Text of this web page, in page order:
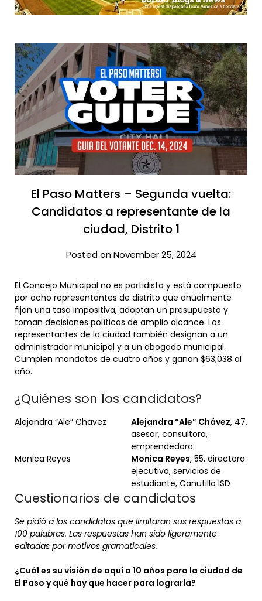
El Paso Matters – Segunda vuelta:
Candidatos a representante de la
ciudad, Distrito 1
Posted on November 25, 2024
El Concejo Municipal no es partidista y está compuesto
por ocho representantes de distrito que anualmente
fijan una tasa impositiva, adoptan un presupuesto y
toman decisiones políticas de amplio alcance. Los
representantes de la ciudad también designan a un
administrador municipal y a un abogado municipal.
Cumplen mandatos de cuatro años y ganan $63,038 al
año.
¿Quiénes son los candidatos?
Alejandra “Ale” Chavez Alejandra “Ale” Chávez, 47,
asesor, consultora,
emprendedora
Monica Reyes
Monica Reyes, 55, directora
ejecutiva, servicios de
estudiante, Canutillo ISD
Cuestionarios de candidatos
Se pidió a los candidatos que limitaran sus respuestas a
100 palabras. Las respuestas han sido ligeramente
editadas por motivos gramaticales.
¿Cuál es su visión de aquí a 10 años para la ciudad de
El Paso y qué hay que hacer para lograrla?